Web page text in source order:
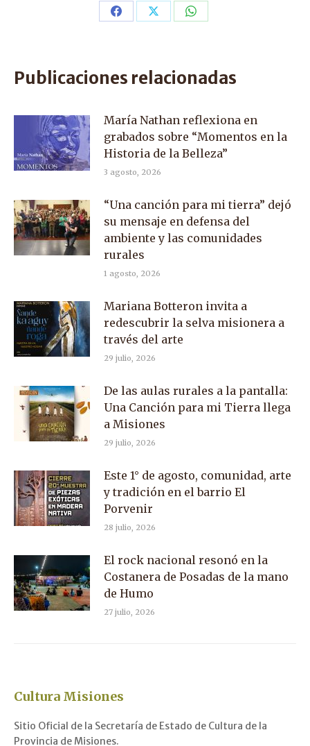
Share Share Share
Publicaciones relacionadas
María Nathan reflexiona en
grabados sobre “Momentos en la
Historia de la Belleza”
3 agosto, 2026
“Una canción para mi tierra” dejó
su mensaje en defensa del
ambiente y las comunidades
rurales
1 agosto, 2026
Mariana Botteron invita a
redescubrir la selva misionera a
través del arte
29 julio, 2026
De las aulas rurales a la pantalla:
Una Canción para mi Tierra llega
a Misiones
29 julio, 2026
Este 1° de agosto, comunidad, arte
y tradición en el barrio El
Porvenir
28 julio, 2026
El rock nacional resonó en la
Costanera de Posadas de la mano
de Humo
27 julio, 2026
Cultura Misiones
Sitio Oficial de la Secretaría de Estado de Cultura de la
Provincia de Misiones.